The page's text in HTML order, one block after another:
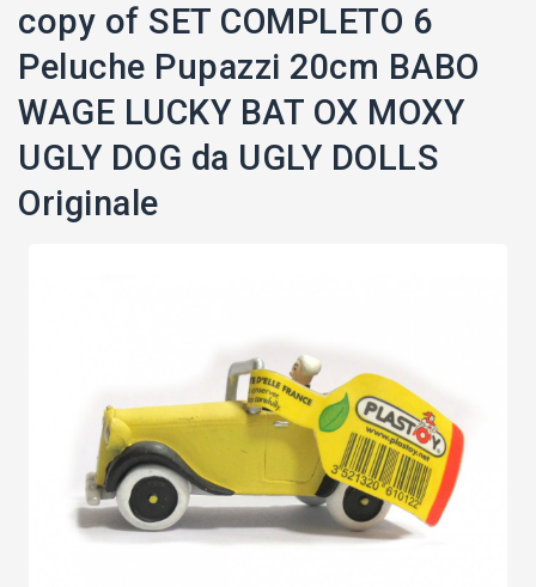
copy of SET COMPLETO 6
Peluche Pupazzi 20cm BABO
WAGE LUCKY BAT OX MOXY
UGLY DOG da UGLY DOLLS
Originale